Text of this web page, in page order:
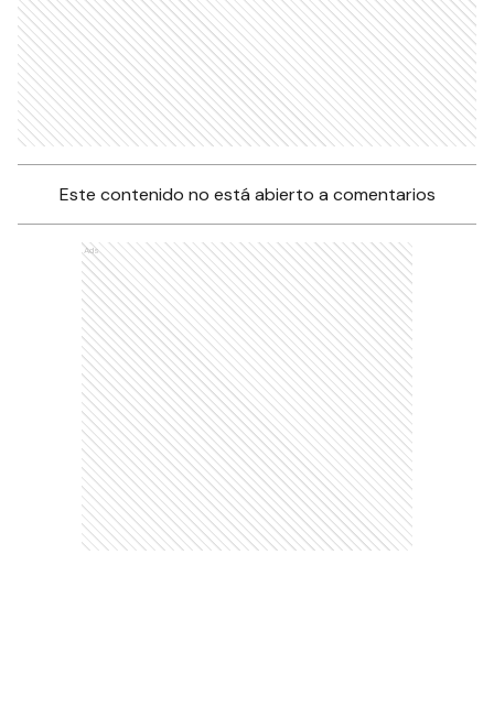
Este contenido no está abierto a comentarios
Ads